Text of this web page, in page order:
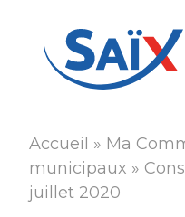
contenu
principal
d'Ariane
Accueil Ma
municipaux
juillet 2020